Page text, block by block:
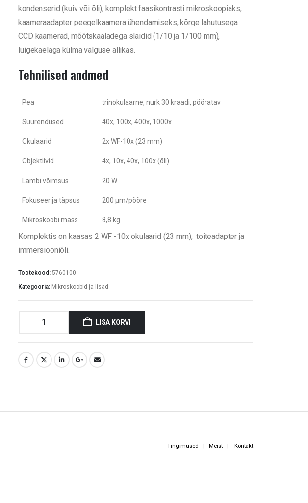
kondenserid (kuiv või õli), komplekt faasikontrasti mikroskoopiaks,
kaameraadapter peegelkaamera ühendamiseks, kõrge lahutusega
CCD kaamerad, mõõtskaaladega slaidid (1/10 ja 1/100 mm),
luigekaelaga külma valguse allikas.
Tehnilised andmed
Pea trinokulaarne, nurk 30 kraadi, pööratav
Suurendused 40x, 100x, 400x, 1000x
Okulaarid 2x WF-10x (23 mm)
Objektiivid 4x, 10x, 40x, 100x (õli)
Lambi võimsus 20 W
Fokuseerija täpsus 200 µm/pööre
Mikroskoobi mass 8,8 kg
Komplektis on kaasas 2 WF -10x okulaarid (23 mm), toiteadapter ja
immersiooniõli.
Tootekood:5760100
Kategooria: Mikroskoobid ja lisad
LISA KORVI
Tingimused | Meist | Kontakt